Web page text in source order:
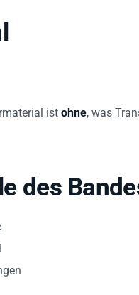
ist ohne , was
des